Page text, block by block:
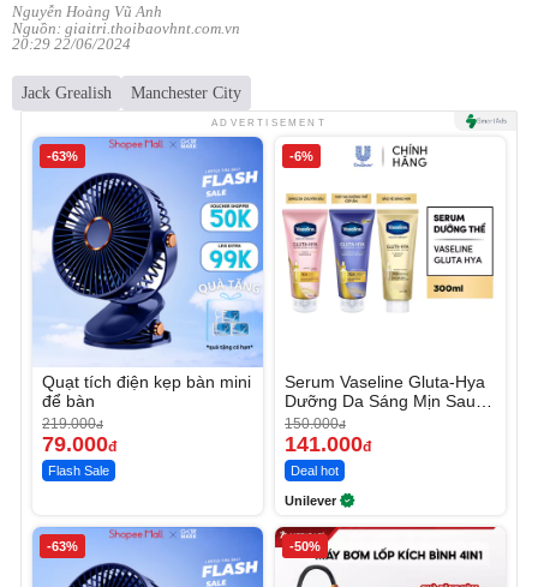
Nguyễn Hoàng Vũ Anh
Nguồn: giaitri.thoibaovhnt.com.vn
20:29 22/06/2024
Jack Grealish Manchester City
ADVERTISEMENT
-63%
Quạt tích điện kẹp bàn mini
để bàn
219.000đ
79.000đ
Flash Sale
-6%
Serum Vaseline Gluta-Hya
Dưỡng Da Sáng Mịn Sau 7
Ngày
150.000đ
141.000đ
Deal hot
Unilever
-63% -50%